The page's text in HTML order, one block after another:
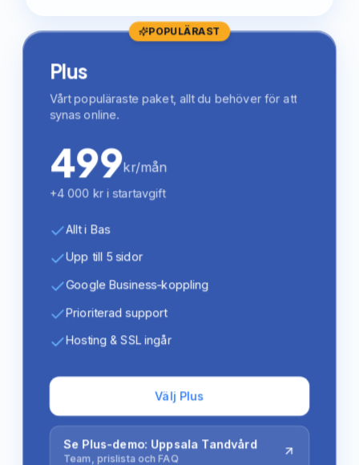
POPULÄRAST
Plus
Vårt populäraste paket, allt du behöver för att
synas online.
499kr/mån
+4 000 kr i startavgift
Allt i Bas
Upp till 5 sidor
Google Business-koppling
Prioriterad support
Hosting & SSL ingår
Välj Plus
Se Plus-demo: Uppsala Tandvård
Team, prislista och FAQ